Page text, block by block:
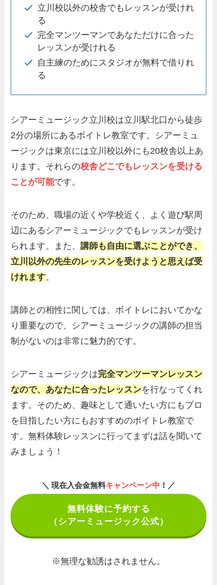
立川校以外の校舎でもレッスンが受けれ
る
完全マンツーマンであなただけに合った
レッスンが受けれる
自主練のためにスタジオが無料で借りれ
る
シアーミュージック立川校は立川駅北口から徒歩
2分の場所にあるボイトレ教室です。シアーミュ
ージックは東京には立川校以外にも20校舎以上あ
ります。それらの校舎どこでもレッスンを受ける
ことが可能です。
そのため、職場の近くや学校近く、よく遊び駅周
辺にあるシアーミュージックでもレッスンが受け
られます。また、講師も自由に選ぶことができ、
立川以外の先生のレッスンを受けようと思えば受
けれます。
講師との相性に関しては、ボイトレにおいてかな
り重要なので、シアーミュージックの講師の担当
制がないのは非常に魅力的です。
シアーミュージックは完全マンツーマンレッスン
なので、あなたに合ったレッスンを行なってくれ
ます。そのため、趣味として通いたい方にもプロ
を目指したい方にもおすすめのボイトレ教室で
す。無料体験レッスンに行ってまずは話を聞いて
みましょう！
＼ 現在入会金無料キャンペーン中 ！／
無料体験に予約する
（シアーミュージック公式）
※無理な勧誘はされません。